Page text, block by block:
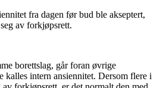
fra dagen før bud ble akseptert,
av forkjøpsrett.
borettslag, går foran øvrige
kalles intern ansiennitet. Dersom flere i